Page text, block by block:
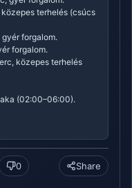
terhelés (csúcs
forgalom.
forgalom.
közepes terhelés
(02:00–06:00).
0 Share